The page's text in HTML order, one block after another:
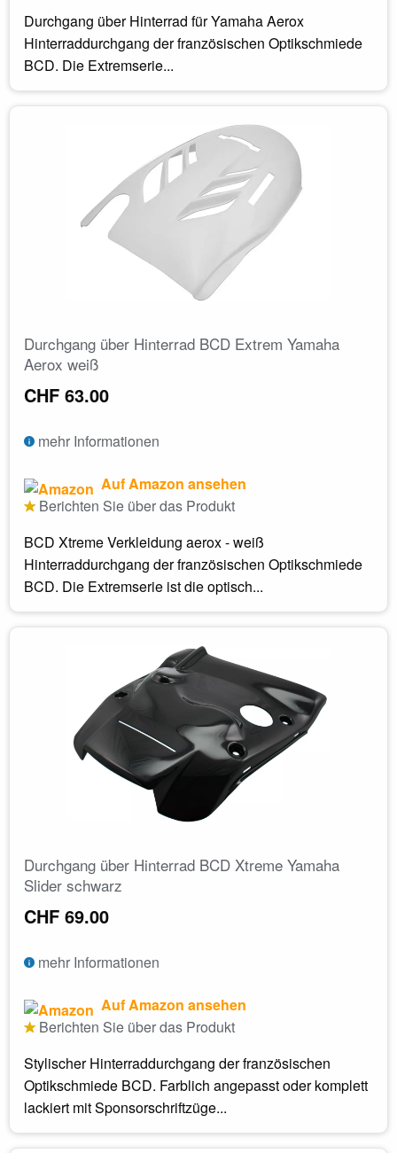
Durchgang über Hinterrad für Yamaha Aerox
Hinterraddurchgang der französischen Optikschmiede
BCD. Die Extremserie...
Durchgang über Hinterrad BCD Extrem Yamaha
Aerox weiß
CHF 63.00
mehr Informationen
Auf Amazon ansehen
Berichten Sie über das Produkt
BCD Xtreme Verkleidung aerox - weiß
Hinterraddurchgang der französischen Optikschmiede
BCD. Die Extremserie ist die optisch...
Durchgang über Hinterrad BCD Xtreme Yamaha
Slider schwarz
CHF 69.00
mehr Informationen
Auf Amazon ansehen
Berichten Sie über das Produkt
Stylischer Hinterraddurchgang der französischen
Optikschmiede BCD. Farblich angepasst oder komplett
lackiert mit Sponsorschriftzüge...